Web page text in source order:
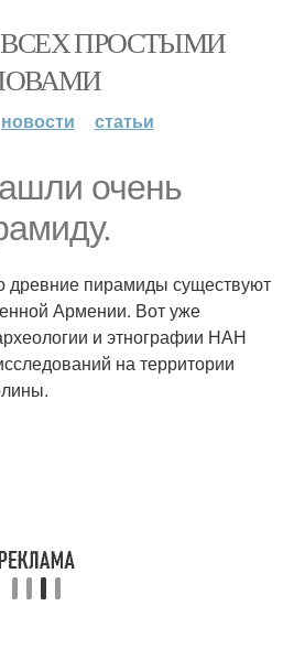
ПРОСТЫМИ
новости статьи
очень
древние пирамиды существуют
Армении. Вот уже
и этнографии НАН
на территории